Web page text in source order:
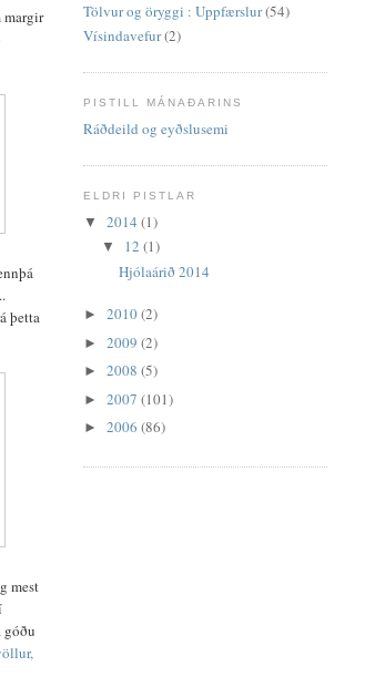
margir
þetta
mest
Tölvur og öryggi : Uppfærslur(54)
Vísindavefur(2)
PISTILL MÁNAÐARINS
Ráðdeild og eyðslusemi
ELDRI PISTLAR
▼ 2014 (1)
▼ 12 (1)
Hjólaárið 2014
► 2010(2)
► 2009 (2)
► 2008 (5)
► 2007 (101)
► 2006 (86)